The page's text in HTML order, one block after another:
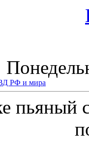
РФ и мира
пьяный